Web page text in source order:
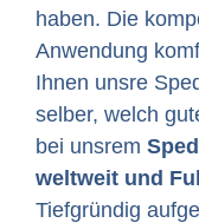
haben. Die
Anwendung
Ihnen unsre
selber, welch
bei unsrem
weltweit und
Tiefgründig